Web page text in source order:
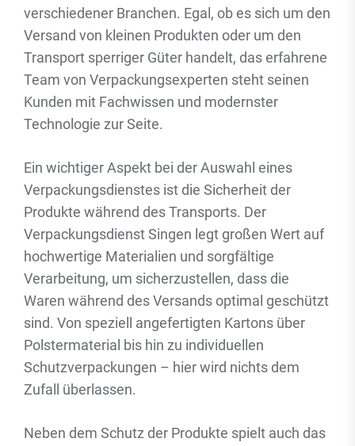
verschiedener Branchen. Egal, ob es sich um den
Versand von kleinen Produkten oder um den
Transport sperriger Güter handelt, das erfahrene
Team von Verpackungsexperten steht seinen
Kunden mit Fachwissen und modernster
Technologie zur Seite.
Ein wichtiger Aspekt bei der Auswahl eines
Verpackungsdienstes ist die Sicherheit der
Produkte während des Transports. Der
Verpackungsdienst Singen legt großen Wert auf
hochwertige Materialien und sorgfältige
Verarbeitung, um sicherzustellen, dass die
Waren während des Versands optimal geschützt
sind. Von speziell angefertigten Kartons über
Polstermaterial bis hin zu individuellen
Schutzverpackungen – hier wird nichts dem
Zufall überlassen.
Neben dem Schutz der Produkte spielt auch das